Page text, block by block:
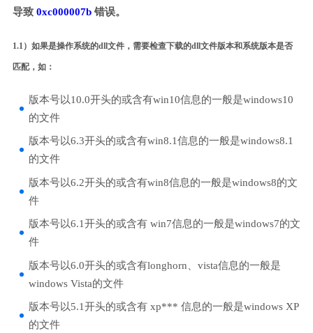
导致 0xc000007b错误。
1.1）如果是操作系统的dll文件，需要检查下载的dll文件版本和系统版本是否
匹配，如：
版本号以10.0开头的或含有win10信息的一般是windows10
的文件
版本号以6.3开头的或含有win8.1信息的一般是windows8.1
的文件
版本号以6.2开头的或含有win8信息的一般是windows8的文
件
版本号以6.1开头的或含有 win7信息的一般是windows7的文
件
版本号以6.0开头的或含有longhorn、vista信息的一般是
windows Vista的文件
版本号以5.1开头的或含有 xp*** 信息的一般是windows XP
的文件